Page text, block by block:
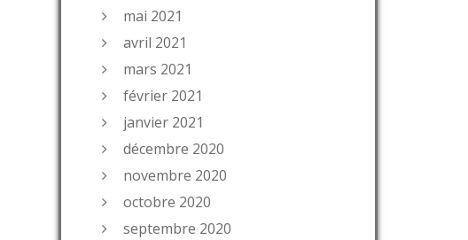
mai 2021
avril 2021
mars 2021
février 2021
janvier 2021
décembre 2020
novembre 2020
octobre 2020
septembre 2020